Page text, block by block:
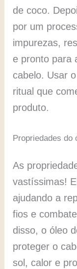
de coco.
por um
impurezas,
e pronto para
cabelo. Usar
ritual que
produto.
Propriedades do
As
vastíssimas!
ajudando a
fios e
disso, o óleo
proteger o
sol, calor e